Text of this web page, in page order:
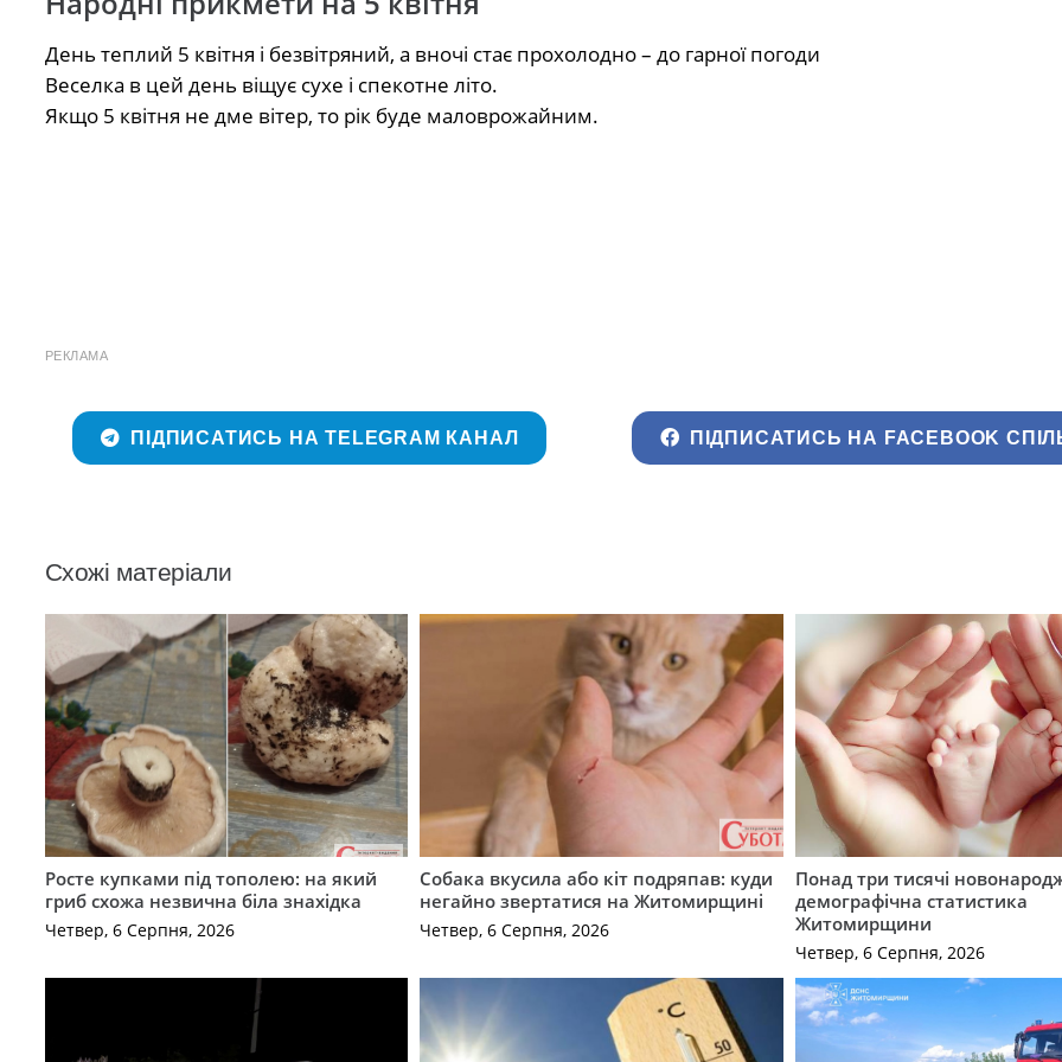
День теплий 5 квітня і безвітряний, а вночі стає прохолодно – до гарної погоди
Веселка в цей день віщує сухе і спекотне літо.
Якщо 5 квітня не дме вітер, то рік буде маловрожайним.
РЕКЛАМА
ПІДПИСАТИСЬ НА TELEGRAM КАНАЛ ПІДПИСАТИСЬ НА FACEBOOK
Схожі матеріали
Росте купками під тополею: на який
гриб схожа незвична біла знахідка
Четвер, 6 Серпня, 2026
Собака вкусила або кіт подряпав: куди
негайно звертатися на Житомирщині
Четвер, 6 Серпня, 2026
Понад три тисячі
демографічна статистика
Житомирщини
Четвер, 6 Серпня, 2026